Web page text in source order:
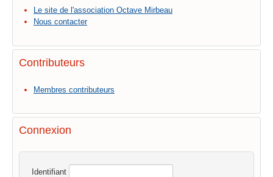
Le site de l'association Octave Mirbeau
Nous contacter
Contributeurs
Membres contributeurs
Connexion
Identifiant